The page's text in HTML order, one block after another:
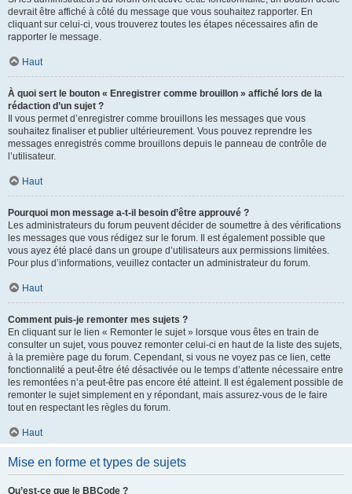
devrait être affiché à côté du message que vous souhaitez rapporter. En
cliquant sur celui-ci, vous trouverez toutes les étapes nécessaires afin de
rapporter le message.
Haut
À quoi sert le bouton « Enregistrer comme brouillon » affiché lors de la
rédaction d’un sujet ?
Il vous permet d’enregistrer comme brouillons les messages que vous
souhaitez finaliser et publier ultérieurement. Vous pouvez reprendre les
messages enregistrés comme brouillons depuis le panneau de contrôle de
l’utilisateur.
Haut
Pourquoi mon message a-t-il besoin d’être approuvé ?
Les administrateurs du forum peuvent décider de soumettre à des vérifications
les messages que vous rédigez sur le forum. Il est également possible que
vous ayez été placé dans un groupe d’utilisateurs aux permissions limitées.
Pour plus d’informations, veuillez contacter un administrateur du forum.
Haut
Comment puis-je remonter mes sujets ?
En cliquant sur le lien « Remonter le sujet » lorsque vous êtes en train de
consulter un sujet, vous pouvez remonter celui-ci en haut de la liste des sujets,
à la première page du forum. Cependant, si vous ne voyez pas ce lien, cette
fonctionnalité a peut-être été désactivée ou le temps d’attente nécessaire entre
les remontées n’a peut-être pas encore été atteint. Il est également possible de
remonter le sujet simplement en y répondant, mais assurez-vous de le faire
tout en respectant les règles du forum.
Haut
Mise en forme et types de sujets
Qu’est-ce que le BBCode ?